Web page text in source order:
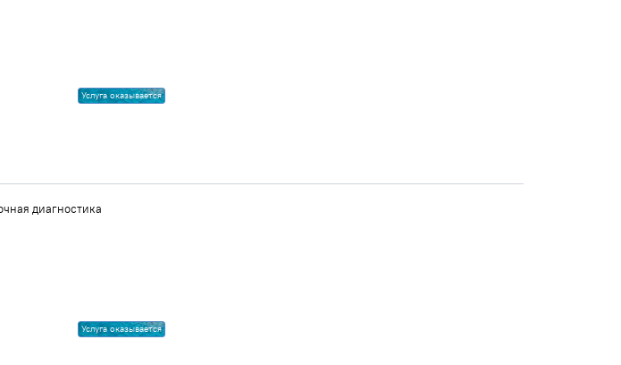
Услуга оказывается
диагностика
Услуга оказывается